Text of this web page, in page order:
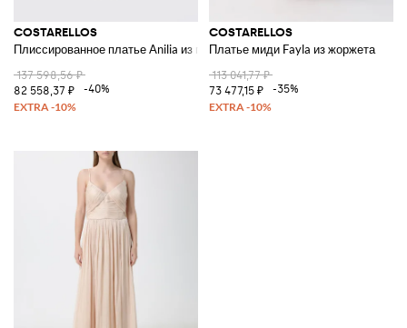
COSTARELLOS
Плиссированное платье Anilia из полиэстера
137 598,56 ₽
82 558,37 ₽
-40%
COSTARELLOS
Платье миди Fayla из жоржета
113 041,77 ₽
73 477,15 ₽
-35%